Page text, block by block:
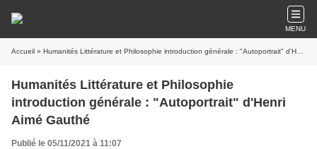
MENU
Accueil » Humanités Littérature et Philosophie introduction générale : "Autoportrait" d'Henri Aimé Gauthé
Humanités Littérature et Philosophie
introduction générale : "Autoportrait" d'Henri
Aimé Gauthé
Publié le 05/11/2021 à 11:07